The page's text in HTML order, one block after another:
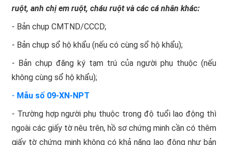
ruột, anh chị em ruột, cháu ruột và các cá nhân khác:
- Bản chụp CMTND/CCCD;
- Bản chụp sổ hộ khẩu (nếu có cùng sổ hộ khẩu);
- Bản chụp đăng ký tạm trú của người phụ thuộc (nếu
không cùng sổ hộ khẩu);
- Mẫu số 09-XN-NPT
- Trường hợp người phụ thuộc trong độ tuổi lao động thì
ngoài các giấy tờ nêu trên, hồ sơ chứng minh cần có thêm
giấy tờ chứng minh không có khả năng lao động như bản